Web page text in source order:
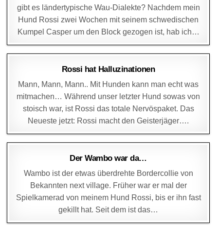
gibt es ländertypische Wau-Dialekte? Nachdem mein
Hund Rossi zwei Wochen mit seinem schwedischen
Kumpel Casper um den Block gezogen ist, hab ich…
DAGMAR 17. DEZEMBER 2015
Rossi hat Halluzinationen
Mann, Mann, Mann.. Mit Hunden kann man echt was
mitmachen… Während unser letzter Hund sowas von
stoisch war, ist Rossi das totale Nervöspaket. Das
Neueste jetzt: Rossi macht den Geisterjäger….
DAGMAR 26. NOVEMBER 2015
Der Wambo war da…
Wambo ist der etwas überdrehte Bordercollie von
Bekannten next village. Früher war er mal der
Spielkamerad von meinem Hund Rossi, bis er ihn fast
gekillt hat. Seit dem ist das…